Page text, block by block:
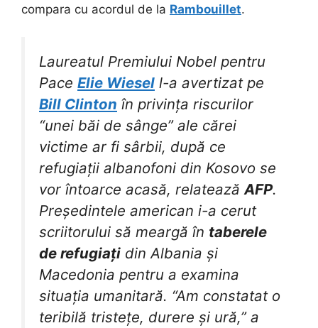
compara cu acordul de la Rambouillet.
Laureatul Premiului Nobel pentru
Pace Elie Wiesel l-a avertizat pe
Bill Clinton în privința riscurilor
“unei băi de sânge” ale cărei
victime ar fi sârbii, după ce
refugiații albanofoni din Kosovo se
vor întoarce acasă, relatează AFP.
Președintele american i-a cerut
scriitorului să meargă în taberele
de refugiați din Albania și
Macedonia pentru a examina
situația umanitară. “Am constatat o
teribilă tristețe, durere și ură,” a